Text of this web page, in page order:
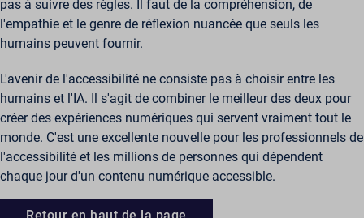
pas à suivre des règles. Il faut de la compréhension, de
l'empathie et le genre de réflexion nuancée que seuls les
humains peuvent fournir.
L'avenir de l'accessibilité ne consiste pas à choisir entre les
humains et l'IA. Il s'agit de combiner le meilleur des deux pour
créer des expériences numériques qui servent vraiment tout le
monde. C'est une excellente nouvelle pour les professionnels de
l'accessibilité et les millions de personnes qui dépendent
chaque jour d'un contenu numérique accessible.
amp_*
cbLDBex
NFWSESSID
ssm_au_c
wordpresspass_16bb27147dd11b86705fc051b945e04b
ws_form_*_hash